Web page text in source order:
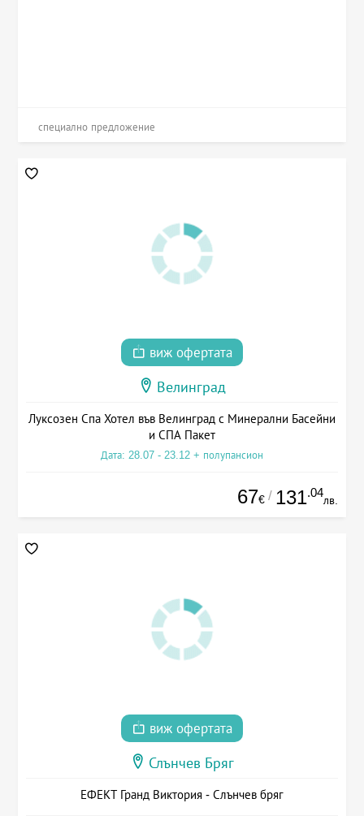
специално предложение
виж офертата
Велинград
Луксозен Спа Хотел във Велинград с Минерални Басейни
и СПА Пакет
Дата: 28.07 - 23.12 + полупансион
67€ / 131.04
лв.
виж офертата
Слънчев Бряг
ЕФЕКТ Гранд Виктория - Слънчев бряг